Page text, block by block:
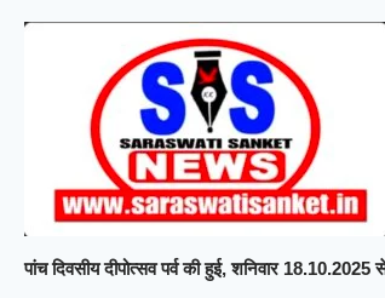
पांच दिवसीय दीपोत्सव पर्व की हुई, शनिवार 18.10.2025